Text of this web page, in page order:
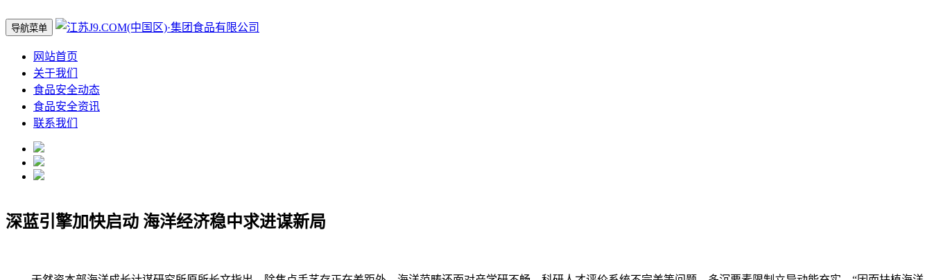
导航菜单
网站首页
关于我们
食品安全动态
食品安全资讯
联系我们
深蓝引擎加快启动 海洋经济稳中求进谋新局